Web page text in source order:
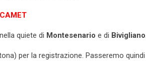
quiete di Montesenario e di Bivigliano
per la registrazione. Passeremo quindi